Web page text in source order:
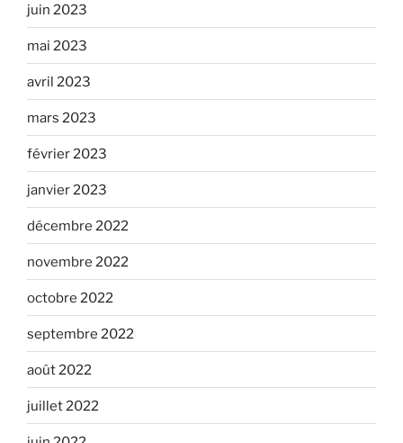
juin 2023
mai 2023
avril 2023
mars 2023
février 2023
janvier 2023
décembre 2022
novembre 2022
octobre 2022
septembre 2022
août 2022
juillet 2022